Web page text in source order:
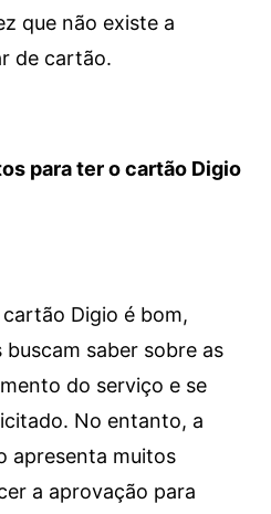
que não existe a
de cartão.
para ter o cartão Digio
Digio é bom,
saber sobre as
do serviço e se
No entanto, a
apresenta muitos
a aprovação para